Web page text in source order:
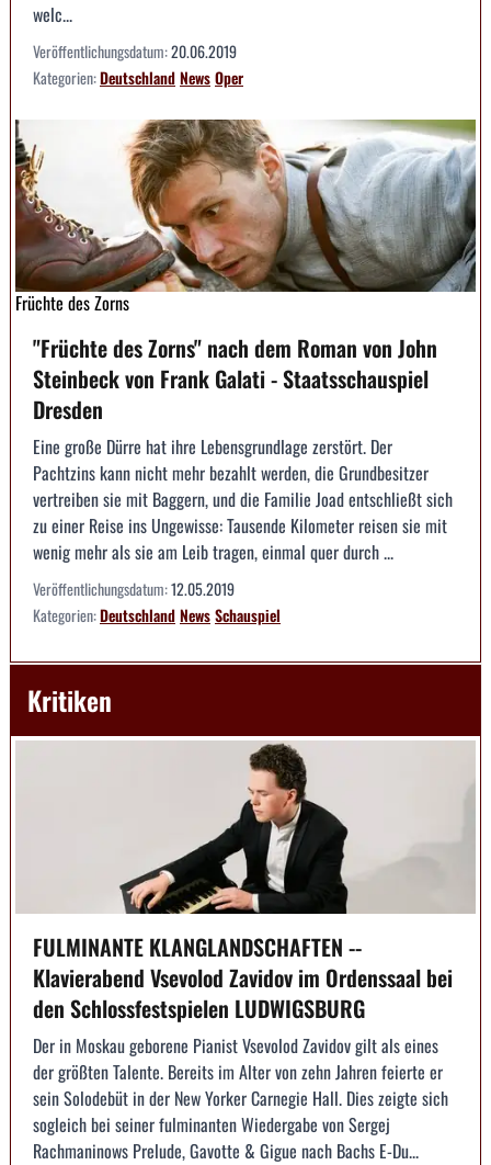
welc...
Veröffentlichungsdatum:20.06.2019
Kategorien:DeutschlandNewsOper
Früchte des Zorns
"Früchte des Zorns" nach dem Roman von John
Steinbeck von Frank Galati - Staatsschauspiel
Dresden
Eine große Dürre hat ihre Lebensgrundlage zerstört. Der
Pachtzins kann nicht mehr bezahlt werden, die Grundbesitzer
vertreiben sie mit Baggern, und die Familie Joad entschließt sich
zu einer Reise ins Ungewisse: Tau­sende Kilometer reisen sie mit
wenig mehr als sie am Leib tragen, einmal quer durch ...
Veröffentlichungsdatum:12.05.2019
Kategorien:DeutschlandNewsSchauspiel
Kritiken
FULMINANTE KLANGLANDSCHAFTEN --
Klavierabend Vsevolod Zavidov im Ordenssaal bei
den Schlossfestspielen LUDWIGSBURG
Der in Moskau geborene Pianist Vsevolod Zavidov gilt als eines
der größten Talente. Bereits im Alter von zehn Jahren feierte er
sein Solodebüt in der New Yorker Carnegie Hall. Dies zeigte sich
sogleich bei seiner fulminanten Wiedergabe von Sergej
Rachmaninows Prelude, Gavotte & Gigue nach Bachs E-Du...